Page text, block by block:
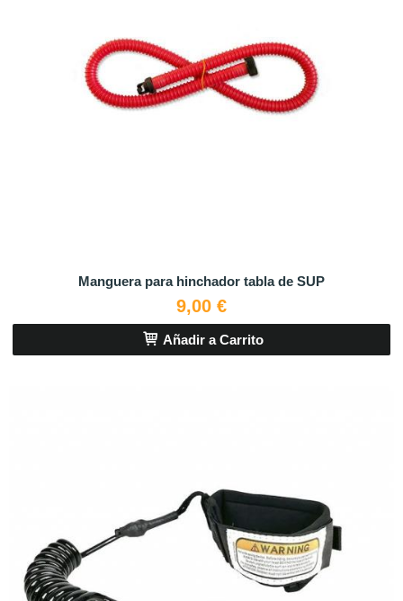
Manguera para hinchador tabla de SUP
9,00 €
Añadir a Carrito